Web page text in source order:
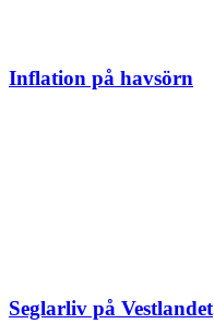
Inflation på havsörn
Seglarliv på Vestlandet